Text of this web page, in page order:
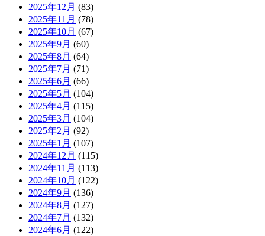
2025年12月 (83)
2025年11月 (78)
2025年10月 (67)
2025年9月 (60)
2025年8月 (64)
2025年7月 (71)
2025年6月 (66)
2025年5月 (104)
2025年4月 (115)
2025年3月 (104)
2025年2月 (92)
2025年1月 (107)
2024年12月 (115)
2024年11月 (113)
2024年10月 (122)
2024年9月 (136)
2024年8月 (127)
2024年7月 (132)
2024年6月 (122)